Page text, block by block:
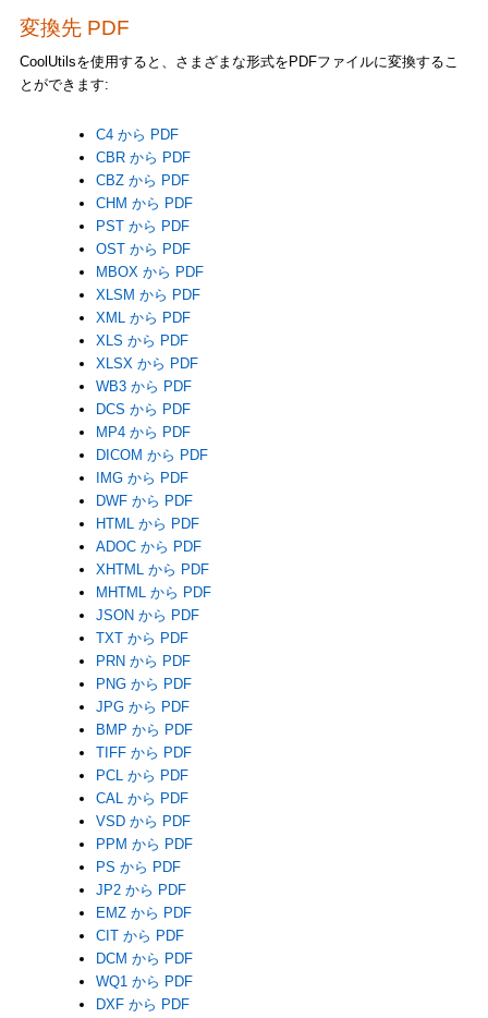
変換先 PDF
CoolUtilsを使用すると、さまざまな形式をPDFファイルに変換するこ
とができます:
C4 から PDF
CBR から PDF
CBZ から PDF
CHM から PDF
PST から PDF
OST から PDF
MBOX から PDF
XLSM から PDF
XML から PDF
XLS から PDF
XLSX から PDF
WB3 から PDF
DCS から PDF
MP4 から PDF
DICOM から PDF
IMG から PDF
DWF から PDF
HTML から PDF
ADOC から PDF
XHTML から PDF
MHTML から PDF
JSON から PDF
TXT から PDF
PRN から PDF
PNG から PDF
JPG から PDF
BMP から PDF
TIFF から PDF
PCL から PDF
CAL から PDF
VSD から PDF
PPM から PDF
PS から PDF
JP2 から PDF
EMZ から PDF
CIT から PDF
DCM から PDF
WQ1 から PDF
DXF から PDF